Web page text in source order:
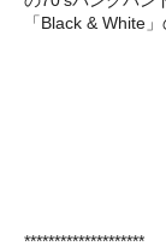
「Black & White
********************